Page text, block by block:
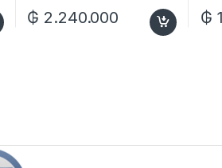
₲ 2.240.000 ₲